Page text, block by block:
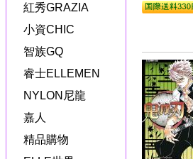
紅秀GRAZIA
小資CHIC
智族GQ
睿士ELLEMEN
NYLON尼龍
嘉人
精品購物